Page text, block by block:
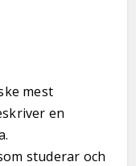
mest
en
studerar och